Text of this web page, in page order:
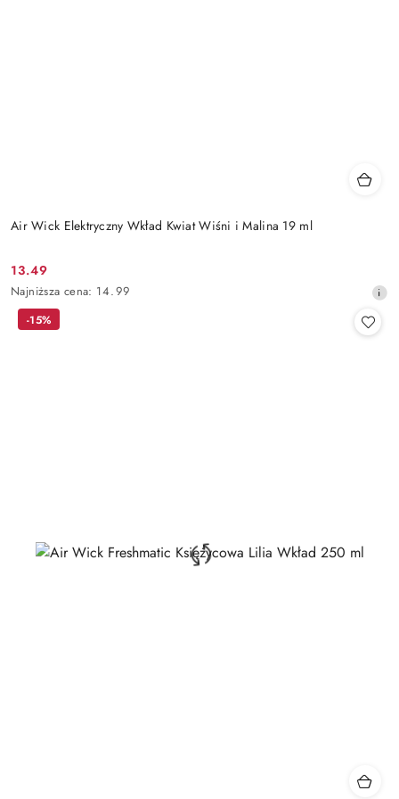
Air Wick Elektryczny Wkład Kwiat Wiśni i Malina 19 ml
Cena
promocyjna:
13.49
Najniższa
cena
Najniższa cena: 14.99
-15%